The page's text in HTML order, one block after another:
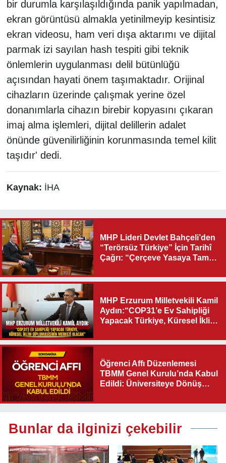
bir durumla karşılaşıldığında panik yapılmadan,
ekran görüntüsü almakla yetinilmeyip kesintisiz
ekran videosu, ham veri dışa aktarımı ve dijital
parmak izi sayılan hash tespiti gibi teknik
önlemlerin uygulanması delil bütünlüğü
açısından hayati önem taşımaktadır. Orijinal
cihazların üzerinde çalışmak yerine özel
donanımlarla cihazın birebir kopyasını çıkaran
imaj alma işlemleri, dijital delillerin adalet
önünde güvenilirliğinin korunmasında temel kilit
taşıdır' dedi.
Kaynak: İHA
MHP Lideri Devlet Bahçeli’den
“Terörsüz Türkiye” İçin Tarihî
Çağrı: “Çerçeve Yasaya Tam
MHP Erzurum Milletvekili Kamil
Aydın:“COP31’e Ev Sahipliği
Yapacak Türkiye, Küresel İklim
Olacak"
Öğrenci Affı Düzenlemesi
TBMM Genel Kurulu’nda Kabul
Edildi: Üniversiteye Dönüş
Bunlar da ilginizi çekebilir